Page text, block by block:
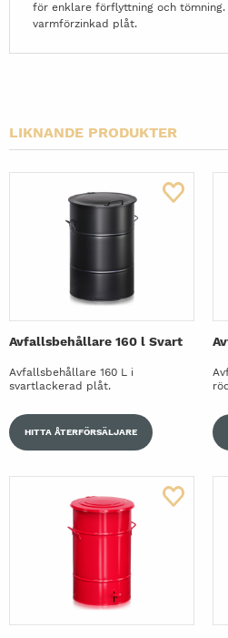
för enklare förflyttning och
varmförzinkad plåt.
LIKNANDE PRODUKTER
Avfallsbehållare 160 l Svart
Avfallsbehållare 160 L i
svartlackerad plåt.
HITTA ÅTERFÖRSÄLJARE